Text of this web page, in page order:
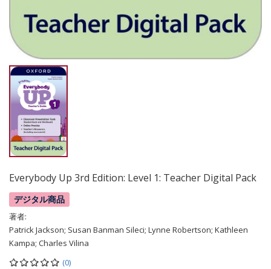
Everybody Up 3rd Edition: Level 1: Teacher Digital Pack
デジタル商品
著者:
Patrick Jackson; Susan Banman Sileci; Lynne Robertson; Kathleen
Kampa; Charles Vilina
(0)